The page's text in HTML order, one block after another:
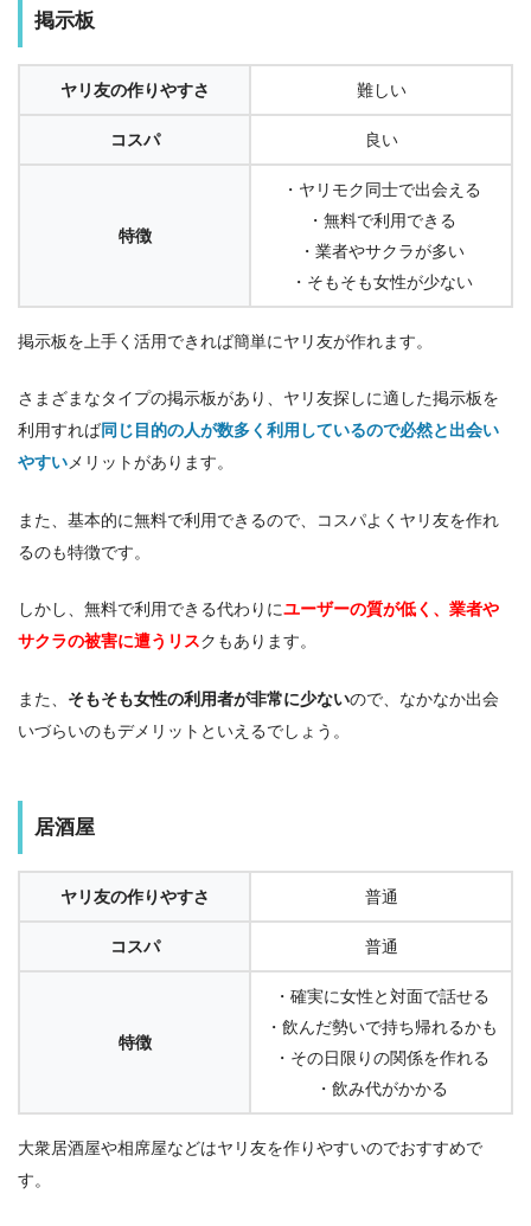
掲示板
ヤリ友の作りやすさ 難しい
コスパ 良い
特徴
・ヤリモク同士で出会える
・無料で利用できる
・業者やサクラが多い
・そもそも女性が少ない
掲示板を上手く活用できれば簡単にヤリ友が作れます。
さまざまなタイプの掲示板があり、ヤリ友探しに適した掲示板を
利用すれば同じ目的の人が数多く利用しているので必然と出会い
やすいメリットがあります。
また、基本的に無料で利用できるので、コスパよくヤリ友を作れ
るのも特徴です。
しかし、無料で利用できる代わりにユーザーの質が低く、業者や
サクラの被害に遭うリスクもあります。
また、 そもそも女性の利用者が非常に少ないので、なかなか出会
いづらいのもデメリットといえるでしょう。
居酒屋
ヤリ友の作りやすさ 普通
コスパ 普通
特徴
・確実に女性と対面で話せる
・飲んだ勢いで持ち帰れるかも
・その日限りの関係を作れる
・飲み代がかかる
大衆居酒屋や相席屋などはヤリ友を作りやすいのでおすすめで
す。